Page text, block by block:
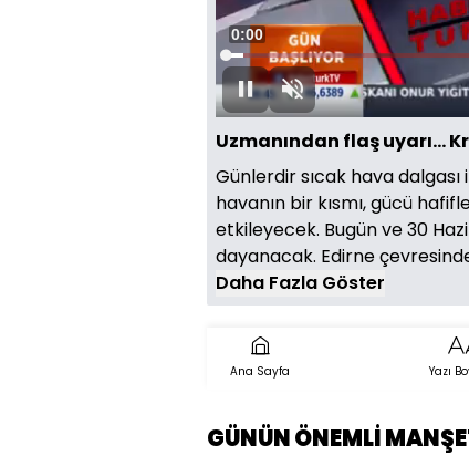
DuraklatSesi
Aç
Süre
0:00
Yüklendi:
2.47%
Uzmanından flaş uyarı...
Günlerdir sıcak hava
havanın bir kısmı, gücü
etkileyecek. Bugün ve 30
dayanacak. Edirne
Daha Fazla Göster
Ana Sayfa Yazı
GÜNÜN ÖNEMLİ